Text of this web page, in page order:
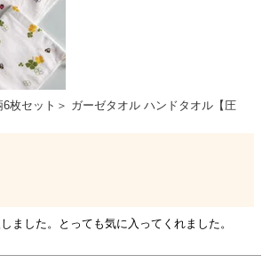
6枚セット＞ ガーゼタオル ハンドタオル【圧
ました。とっても気に入ってくれました。